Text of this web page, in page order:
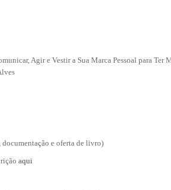
Agir e Vestir a Sua Marca Pessoal para Ter
, documentação e oferta de livro)
aqui